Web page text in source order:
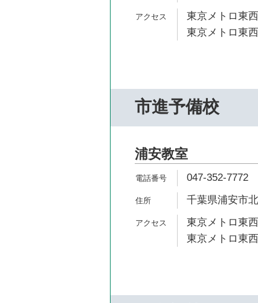
東京メトロ東
東京メトロ東
市進予備校
浦安教室
047-352-7772
千葉県浦安市
東京メトロ東
東京メトロ東